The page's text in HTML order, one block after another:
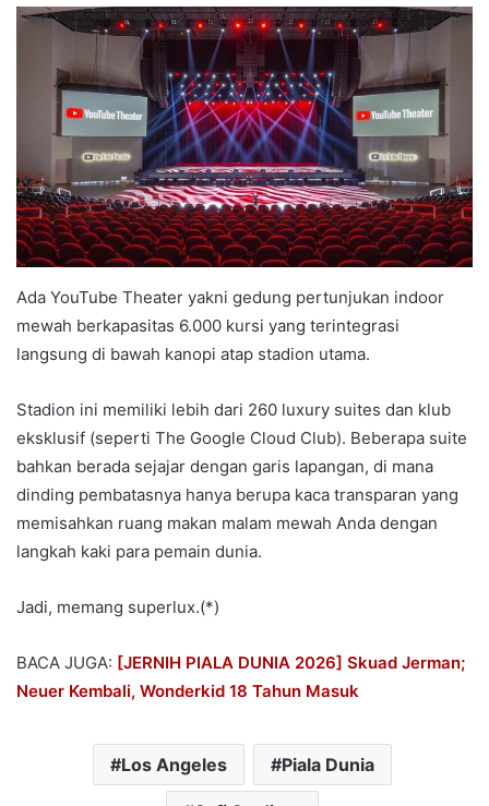
Ada YouTube Theater yakni gedung pertunjukan indoor
mewah berkapasitas 6.000 kursi yang terintegrasi
langsung di bawah kanopi atap stadion utama.
Stadion ini memiliki lebih dari 260 luxury suites dan klub
eksklusif (seperti The Google Cloud Club). Beberapa suite
bahkan berada sejajar dengan garis lapangan, di mana
dinding pembatasnya hanya berupa kaca transparan yang
memisahkan ruang makan malam mewah Anda dengan
langkah kaki para pemain dunia.
Jadi, memang superlux.(*)
BACA JUGA: [JERNIH PIALA DUNIA 2026] Skuad Jerman;
Neuer Kembali, Wonderkid 18 Tahun Masuk
Los Angeles Piala Dunia